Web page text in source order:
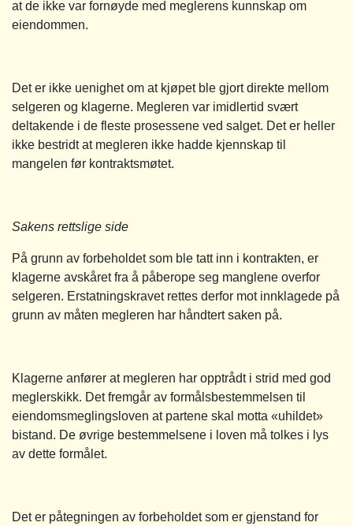
at de ikke var fornøyde med meglerens kunnskap om
eiendommen.
Det er ikke uenighet om at kjøpet ble gjort direkte mellom
selgeren og klagerne. Megleren var imidlertid svært
deltakende i de fleste prosessene ved salget. Det er heller
ikke bestridt at megleren ikke hadde kjennskap til
mangelen før kontraktsmøtet.
Sakens rettslige side
På grunn av forbeholdet som ble tatt inn i kontrakten, er
klagerne avskåret fra å påberope seg manglene overfor
selgeren. Erstatningskravet rettes derfor mot innklagede på
grunn av måten megleren har håndtert saken på.
Klagerne anfører at megleren har opptrådt i strid med god
meglerskikk. Det fremgår av formålsbestemmelsen til
eiendomsmeglingsloven at partene skal motta «uhildet»
bistand. De øvrige bestemmelsene i loven må tolkes i lys
av dette formålet.
Det er påtegningen av forbeholdet som er gjenstand for